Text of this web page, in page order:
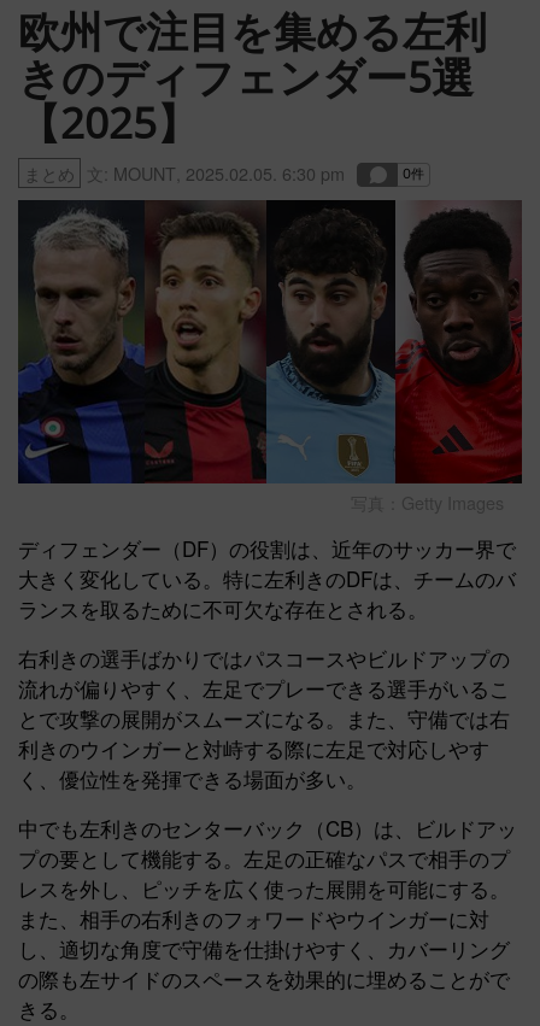
欧州で注目を集める左利
きのディフェンダー5選
【2025】
まとめ 文: MOUNT 2025.02.05. 6:30 pm
写真：Getty Images
ディフェンダー（DF）の役割は、近年のサッカー界で
大きく変化している。特に左利きのDFは、チームのバ
ランスを取るために不可欠な存在とされる。
右利きの選手ばかりではパスコースやビルドアップの
流れが偏りやすく、左足でプレーできる選手がいるこ
とで攻撃の展開がスムーズになる。また、守備では右
利きのウインガーと対峙する際に左足で対応しやす
く、優位性を発揮できる場面が多い。
中でも左利きのセンターバック（CB）は、ビルドアッ
プの要として機能する。左足の正確なパスで相手のプ
レスを外し、ピッチを広く使った展開を可能にする。
また、相手の右利きのフォワードやウインガーに対
し、適切な角度で守備を仕掛けやすく、カバーリング
の際も左サイドのスペースを効果的に埋めることがで
きる。